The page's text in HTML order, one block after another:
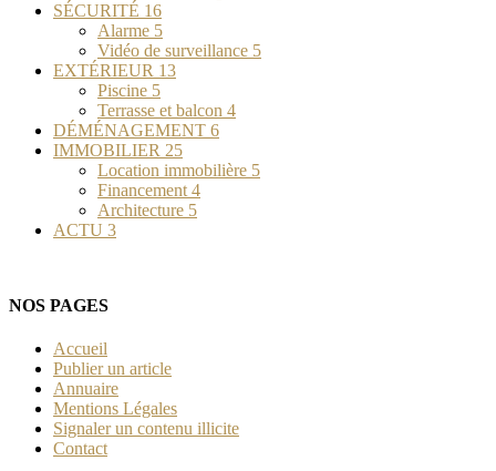
SÉCURITÉ 16
Alarme 5
Vidéo de surveillance 5
EXTÉRIEUR 13
Piscine 5
Terrasse et balcon 4
DÉMÉNAGEMENT 6
IMMOBILIER 25
Location immobilière 5
Financement 4
Architecture 5
ACTU 3
NOS PAGES
Accueil
Publier un article
Annuaire
Mentions Légales
Signaler un contenu illicite
Contact